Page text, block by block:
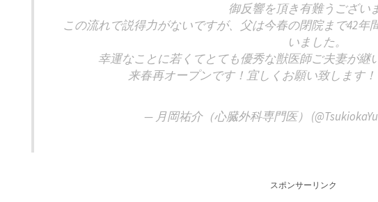
御反響を頂き有難うござい
この流れで説得力がないですが、父は今春の閉院まで42
いました。
幸運なことに若くてとても優秀な獣医師ご夫妻が継
来春再オープンです！宜しくお願い致します！
— 月岡祐介（心臓外科専門医）
スポンサーリンク